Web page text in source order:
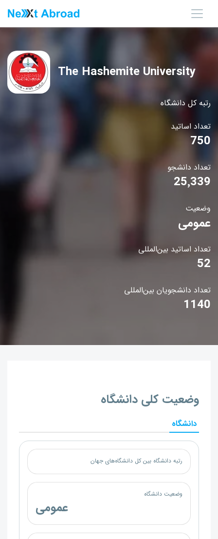
رتبه کل دانشگاه
تعداد اساتید
750
تعداد دانشجو
25٬339
وضعیت
عمومی
تعداد اساتید بین‌المللی
52
تعداد دانشجویان بین‌المللی
1140
The Hashemite University
وضعیت کلی دانشگاه
دانشگاه
رتبه دانشگاه بین کل دانشگاه‌های جهان
وضعیت دانشگاه
عمومی